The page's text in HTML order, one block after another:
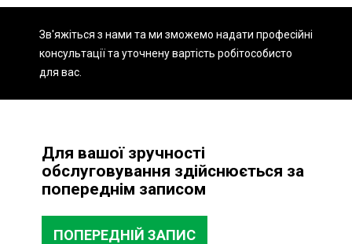
Зв'яжіться з нами та ми зможемо надати професійні
консультації та уточнену вартість робітособисто
для вас.
Для вашої зручності
обслуговування здійснюється за
попереднім записом
ПОПЕРЕДНІЙ ЗАПИС